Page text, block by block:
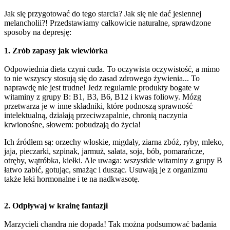
Jak się przygotować do tego starcia? Jak się nie dać jesiennej
melancholii?! Przedstawiamy całkowicie naturalne, sprawdzone
sposoby na depresję:
1. Zrób zapasy jak wiewiórka
Odpowiednia dieta czyni cuda. To oczywista oczywistość, a mimo
to nie wszyscy stosują się do zasad zdrowego żywienia... To
naprawdę nie jest trudne! Jedz regularnie produkty bogate w
witaminy z grupy B: B1, B3, B6, B12 i kwas foliowy. Mózg
przetwarza je w inne składniki, które podnoszą sprawność
intelektualną, działają przeciwzapalnie, chronią naczynia
krwionośne, słowem: pobudzają do życia!
Ich źródłem są: orzechy włoskie, migdały, ziarna zbóż, ryby, mleko,
jaja, pieczarki, szpinak, jarmuż, sałata, soja, bób, pomarańcze,
otręby, wątróbka, kiełki. Ale uwaga: wszystkie witaminy z grupy B
łatwo zabić, gotując, smażąc i dusząc. Usuwają je z organizmu
także leki hormonalne i te na nadkwasotę.
2. Odpływaj w krainę fantazji
Marzycieli chandra nie dopada! Tak można podsumować badania